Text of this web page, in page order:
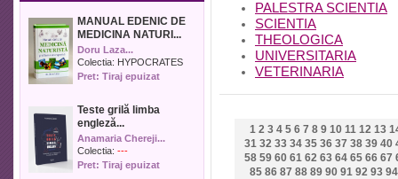
Istorie
Istorie literara
Lexicologie
Management
Matematica
Media
Medicina umana
Medicina veterinara
MANUAL EDENIC DE
MEDICINA NATURI...
Doru Laza...
Colectia: HYPOCRATES
Pret: Tiraj epuizat
Teste grilă limba
engleză...
Anamaria Chereji...
Colectia: ---
Pret: Tiraj epuizat
PALESTRA SCIENTIA
SCIENTIA
THEOLOGICA
UNIVERSITARIA
VETERINARIA
1 2 3 4 5 6 7 8 9 10 11 12 13
31 32 33 34 35 36 37 38 39 40
58 59 60 61 62 63 64 65 66 67
85 86 87 88 89 90 91 92 93 94